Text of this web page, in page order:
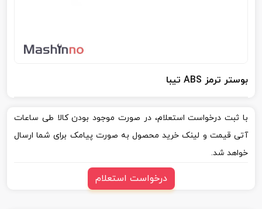
بوستر ترمز ABS تیبا
با ثبت درخواست استعلام، در صورت موجود بودن کالا طی ساعات
آتی قیمت و لینک خرید محصول به صورت پیامک برای شما ارسال
خواهد شد.
درخواست استعلام